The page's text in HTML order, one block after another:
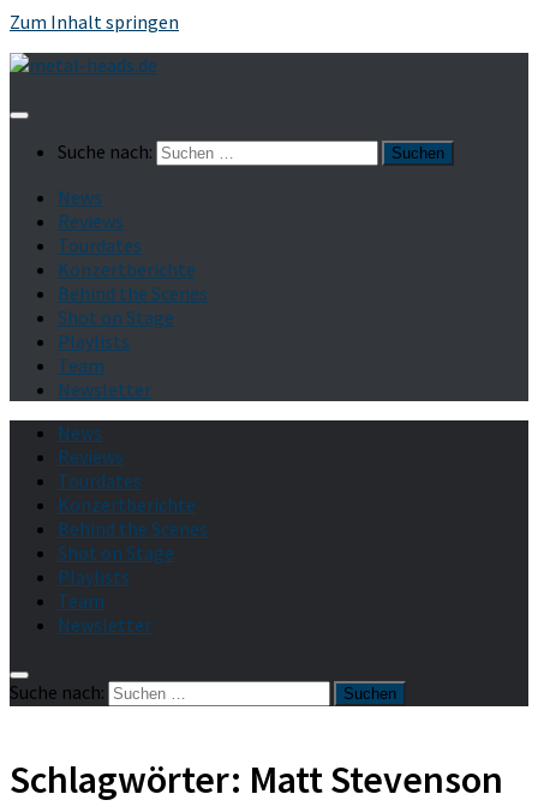
Zum Inhalt springen
Suche nach:
News
Reviews
Tourdates
Konzertberichte
Behind the Scenes
Shot on Stage
Playlists
Team
Newsletter
News
Reviews
Tourdates
Konzertberichte
Behind the Scenes
Shot on Stage
Playlists
Team
Newsletter
Suche nach:
Schlagwörter: Matt Stevenson